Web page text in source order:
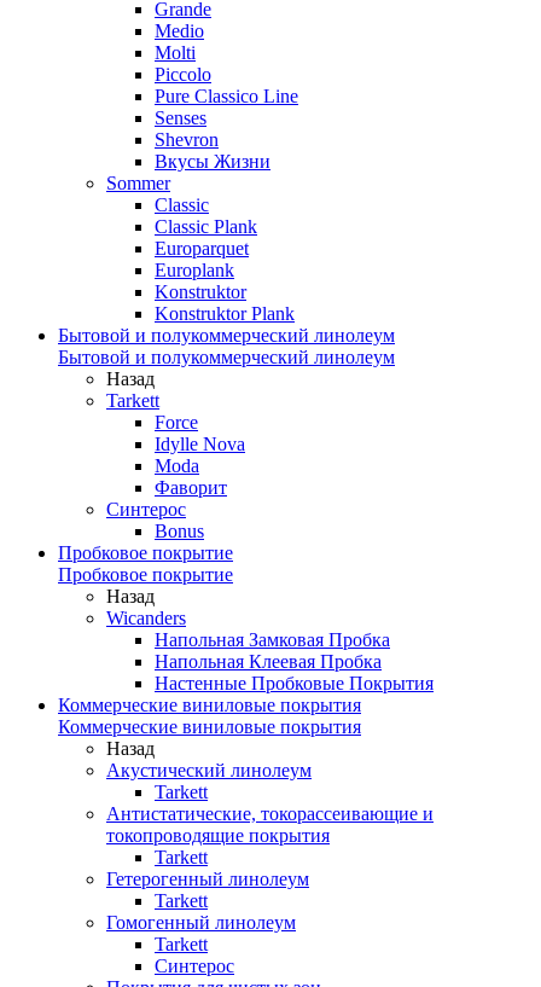
Grande
Medio
Molti
Piccolo
Pure Classico Line
Senses
Shevron
Вкусы Жизни
Sommer
Classic
Classic Plank
Europarquet
Europlank
Konstruktor
Konstruktor Plank
Бытовой и полукоммерческий линолеум
Бытовой и полукоммерческий линолеум
Назад
Tarkett
Force
Idylle Nova
Moda
Фаворит
Синтерос
Bonus
Пробковое покрытие
Пробковое покрытие
Назад
Wicanders
Напольная Замковая Пробка
Напольная Клеевая Пробка
Настенные Пробковые Покрытия
Коммерческие виниловые покрытия
Коммерческие виниловые покрытия
Назад
Акустический линолеум
Tarkett
Антистатические, токорассеивающие и
токопроводящие покрытия
Tarkett
Гетерогенный линолеум
Tarkett
Гомогенный линолеум
Tarkett
Синтерос